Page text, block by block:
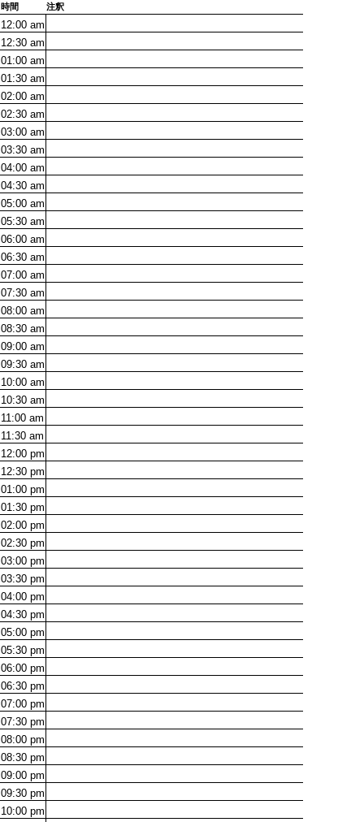
時間 注釈
12:00 am
12:30 am
01:00 am
01:30 am
02:00 am
02:30 am
03:00 am
03:30 am
04:00 am
04:30 am
05:00 am
05:30 am
06:00 am
06:30 am
07:00 am
07:30 am
08:00 am
08:30 am
09:00 am
09:30 am
10:00 am
10:30 am
11:00 am
11:30 am
12:00 pm
12:30 pm
01:00 pm
01:30 pm
02:00 pm
02:30 pm
03:00 pm
03:30 pm
04:00 pm
04:30 pm
05:00 pm
05:30 pm
06:00 pm
06:30 pm
07:00 pm
07:30 pm
08:00 pm
08:30 pm
09:00 pm
09:30 pm
10:00 pm